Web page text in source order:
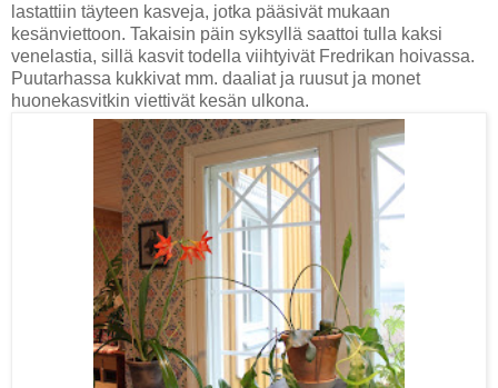
lastattiin täyteen kasveja, jotka pääsivät mukaan
kesänviettoon. Takaisin päin syksyllä saattoi tulla kaksi
venelastia, sillä kasvit todella viihtyivät Fredrikan hoivassa.
Puutarhassa kukkivat mm. daaliat ja ruusut ja monet
huonekasvitkin viettivät kesän ulkona.